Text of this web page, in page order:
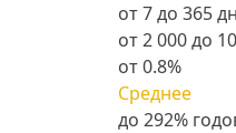
от 7 до 365
от 2 000 до
от 0.8%
Среднее